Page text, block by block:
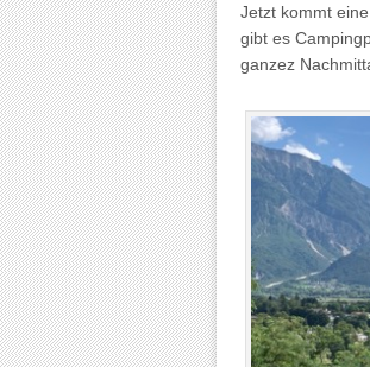
Jetzt kommt
gibt es
ganzez